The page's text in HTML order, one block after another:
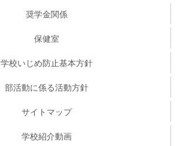
奨学金関係
保健室
学校いじめ防止基本方針
部活動に係る活動方針
サイトマップ
学校紹介動画